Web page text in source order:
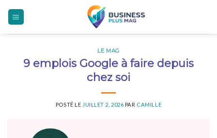
LE MAG
9 emplois Google à faire depuis
chez soi
POSTÉ LE JUILLET 2, 2026 PAR CAMILLE